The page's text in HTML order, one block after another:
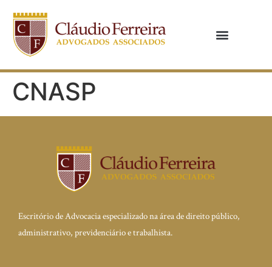
CNASP
Escritório de Advocacia especializado na área de direito público,
administrativo, previdenciário e trabalhista.